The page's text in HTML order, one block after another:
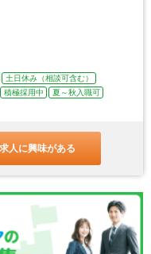
土日休み（相談可含む）
積極採用中
夏～秋入職可
人に興味がある